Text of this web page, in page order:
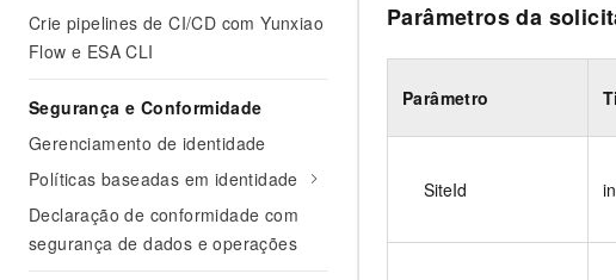
Crie pipelines de CI/CD com Yunxiao
Flow e ESA CLI
Segurança e Conformidade
Gerenciamento de identidade
Políticas baseadas em identidade
Declaração de conformidade com
segurança de dados e operações
Parâmetros da
Parâmetro
SiteId